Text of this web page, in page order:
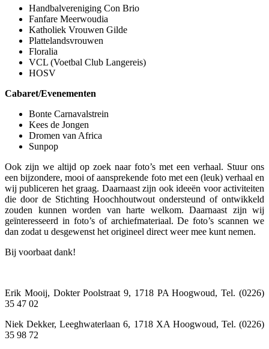
Handbalvereniging Con Brio
Fanfare Meerwoudia
Katholiek Vrouwen Gilde
Plattelandsvrouwen
Floralia
VCL (Voetbal Club Langereis)
HOSV
Cabaret/Evenementen
Bonte Carnavalstrein
Kees de Jongen
Dromen van Africa
Sunpop
Ook zijn we altijd op zoek naar foto’s met een verhaal. Stuur ons
een bijzondere, mooi of aansprekende foto met een (leuk) verhaal en
wij publiceren het graag. Daarnaast zijn ook ideeën voor activiteiten
die door de Stichting Hoochhoutwout ondersteund of ontwikkeld
zouden kunnen worden van harte welkom. Daarnaast zijn wij
geïnteresseerd in foto’s of archiefmateriaal. De foto’s scannen we
dan zodat u desgewenst het origineel direct weer mee kunt nemen.
Bij voorbaat dank!
Erik Mooij, Dokter Poolstraat 9, 1718 PA Hoogwoud, Tel. (0226)
35 47 02
Niek Dekker, Leeghwaterlaan 6, 1718 XA Hoogwoud, Tel. (0226)
35 98 72